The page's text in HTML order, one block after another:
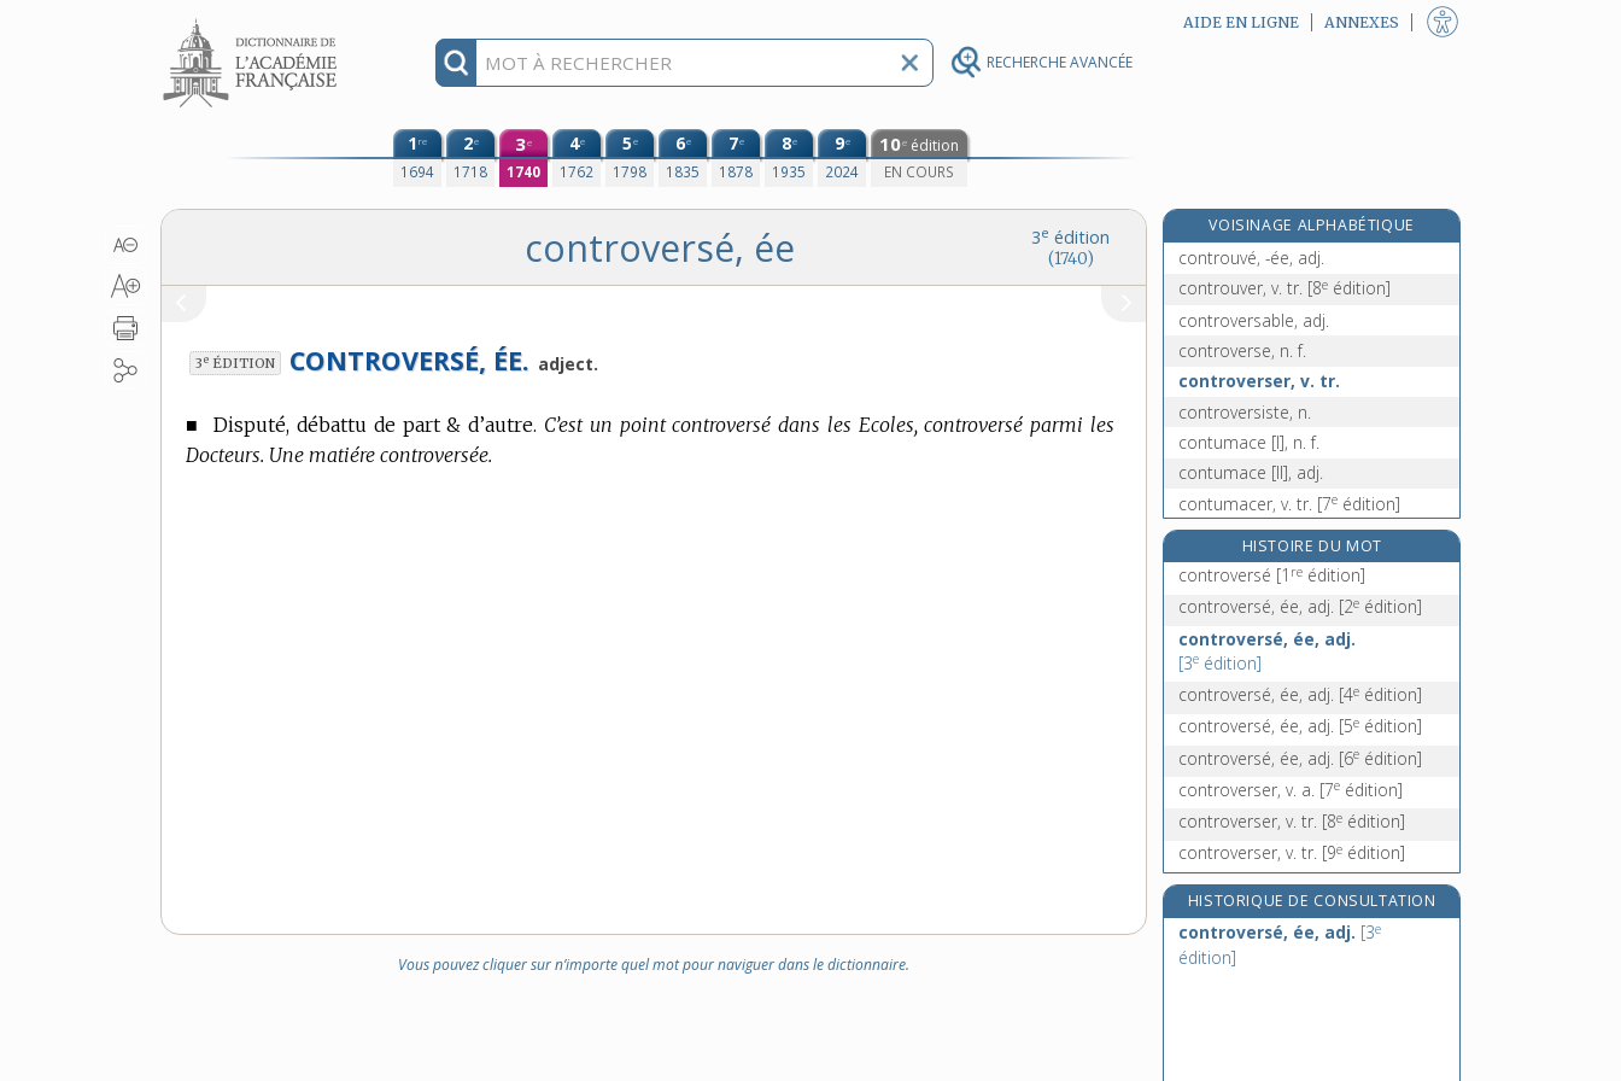
RECHERCHE AVANCÉE
Aller au contenu AIDE EN LIGNE ANNEXES
1re
1694
2e
1718
3e
1740
4e
1762
5e
1798
6e
1835
7e
1878
8e
1935
9e
2024
10e édition
EN COURS
3e édition
(1740)
controversé, ée
3e ÉDITION CONTROVERSÉ, ÉE. adject.
■Disputé, débattu de part & d’autre. C’est un point controversé dans les Ecoles, controversé parmi les
Docteurs. Une matiére controversée.
Vous pouvez cliquer sur n’importe quel mot pour naviguer dans le dictionnaire.
VOISINAGE ALPHABÉTIQUE
contrordre, n. m.
controuvé, -ée, adj.
controuver, v. tr. [8e édition]
controversable, adj.
controverse, n. f.
controverser, v. tr.
controversiste, n.
contumace [I], n. f.
contumace [II], adj.
contumacer, v. tr. [7e édition]
contumax, adj.[7eédition]
contumelie, n. f.[2eédition]
contumelieusement, adv.
e
contumelieux, euse, adj.
[2
édition]
contus, -use, adj.
HISTOIRE DU MOT
controversé [1 re édition]
controversé, ée, adj. [2e édition]
controversé, ée, adj.
[3e édition]
controversé, ée, adj. [4e édition]
controversé, ée, adj. [5e édition]
controversé, ée, adj. [6e édition]
controverser, v. a. [7e édition]
controverser, v. tr. [8e édition]
controverser, v. tr. [9e édition]
HISTORIQUE DE CONSULTATION
controversé, ée, adj. [3e
édition]